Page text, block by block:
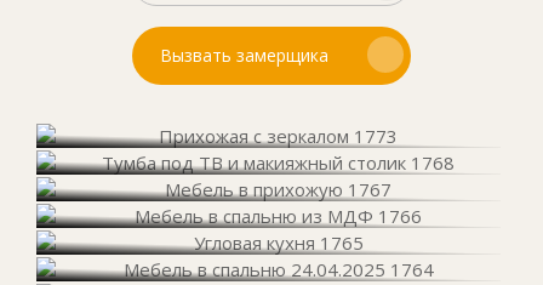
Вызвать замерщика